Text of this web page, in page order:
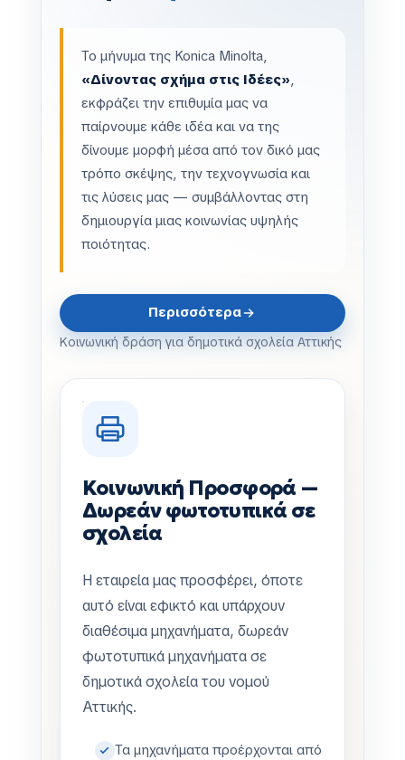
Το μήνυμα της Konica Minolta,
«Δίνοντας σχήμα στις Ιδέες»,
εκφράζει την επιθυμία μας να
παίρνουμε κάθε ιδέα και να της
δίνουμε μορφή μέσα από τον δικό μας
τρόπο σκέψης, την τεχνογνωσία και
τις λύσεις μας — συμβάλλοντας στη
δημιουργία μιας κοινωνίας υψηλής
ποιότητας.
Περισσότερα
Κοινωνική δράση για δημοτικά σχολεία Αττικής
Κοινωνική Προσφορά —
Δωρεάν φωτοτυπικά σε
σχολεία
Η εταιρεία μας προσφέρει, όποτε
αυτό είναι εφικτό και υπάρχουν
διαθέσιμα μηχανήματα, δωρεάν
φωτοτυπικά μηχανήματα σε
δημοτικά σχολεία του νομού
Αττικής.
Τα μηχανήματα προέρχονται από